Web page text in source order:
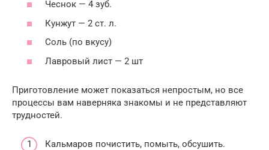
Чеснок — 4 зуб.
Кунжут — 2 ст. л.
Соль (по вкусу)
Лавровый лист — 2 шт
Приготовление может показаться непростым, но все
процессы вам наверняка знакомы и не представляют
трудностей.
Кальмаров почистить, помыть, обсушить.